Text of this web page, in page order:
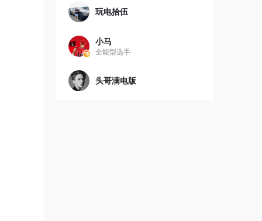
玩电拾伍
小马
全能型选手
头哥满电版